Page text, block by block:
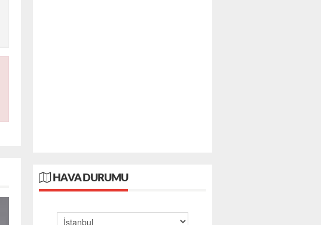
HAVA DURUMU